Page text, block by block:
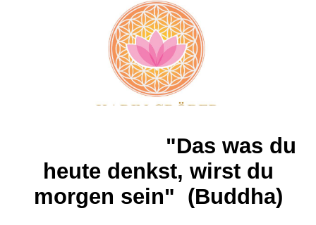
"Das was du
heute denkst, wirst du
morgen sein" (Buddha)